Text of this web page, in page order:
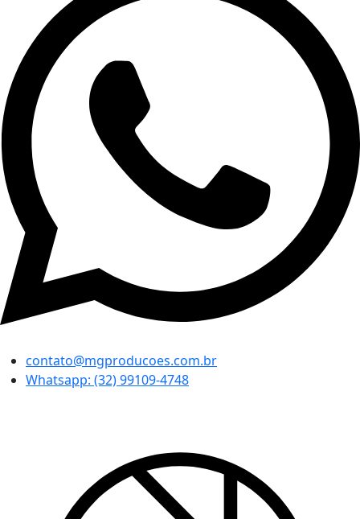
contato@mgproducoes.com.br
Whatsapp: (32) 99109-4748